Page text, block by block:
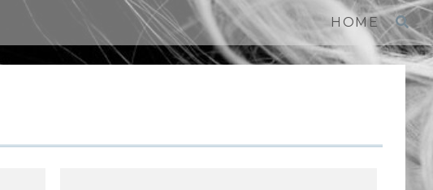
HOME